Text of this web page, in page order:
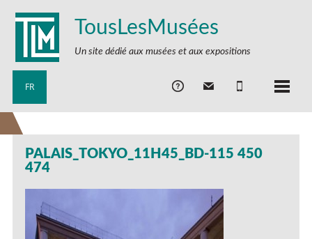
TousLesMusées
Un site dédié aux musées et aux expositions
FR
PALAIS_TOKYO_11H45_BD-115 450
474